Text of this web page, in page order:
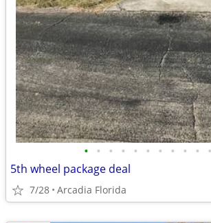
• • • • • • • • • • •
5th wheel package deal
7/28 Arcadia Florida